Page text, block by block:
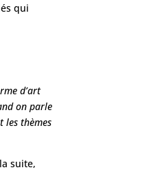
qui
d’art
on parle
les thèmes
suite,